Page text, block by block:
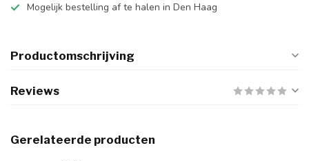
Mogelijk bestelling af te halen in Den Haag
Productomschrijving
Reviews
Gerelateerde producten